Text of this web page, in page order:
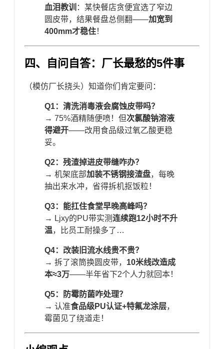
​血泪教训​ ​：某快餐店贪便宜选了窄边
圆皮带，结果餐盘总侧翻——​​加宽到
400mm才稳住​​！
四、自问自答：厂长最愁的5件事
（模仿厂长挠头）知道你们肯定要问：
​Q1：清洗消毒液会腐蚀皮带吗？​
→ 75%酒精随便喷！但​​次氯酸钠溶液
得避开​​——改用食品级过氧乙酸更稳
妥。
​Q2：残渣掉进皮带缝咋办？​
→ 机架底部​​加装不锈钢接渣盘​​，每晚
抽出来水冲，省得拆机抠饭粒！
​Q3：能扛住食堂早晚高峰吗？​
→ Ljxy的PU带实测​​连续跑12小时不升
温​​，比员工耐操多了…
​Q4：改装旧流水线贵不贵？​
→ 拆了滚筒换圆皮带，​ ​10米线改造成
本≈3万​​——半年省下2个人力就回本！
​Q5：防霉防菌咋处理？​
→ 认准​​食品级PU认证+特氟龙涂层​​，
霉菌见了绕道走！